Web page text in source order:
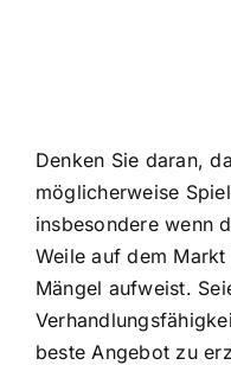
Denken Sie daran,
möglicherweise
insbesondere wenn
Weile auf dem
Mängel aufweist.
beste Angebot zu